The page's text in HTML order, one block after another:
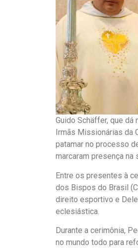
Guido Schäffer, que
Irmãs Missionárias da
patamar no processo
marcaram presença na
Entre os presentes à
dos Bispos do Brasil
direito esportivo e
eclesiástica.
Durante a cerimônia,
no mundo todo para